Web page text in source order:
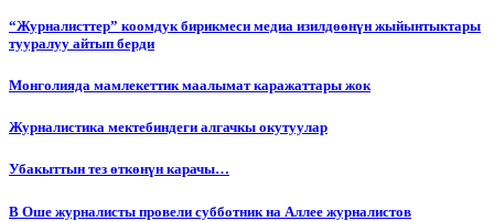
“Журналисттер” коомдук бирикмеси медиа изилдөөнүн жыйынтыктары
тууралуу айтып берди
Монголияда мамлекеттик маалымат каражаттары жок
Журналистика мектебиндеги алгачкы окутуулар
Убакыттын тез өткөнүн карачы…
В Оше журналисты провели субботник на Аллее журналистов